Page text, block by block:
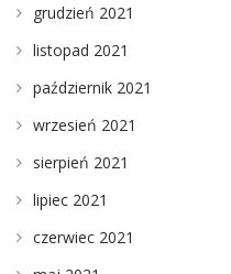
grudzień 2021
listopad 2021
październik 2021
wrzesień 2021
sierpień 2021
lipiec 2021
czerwiec 2021